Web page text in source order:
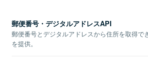
郵便番号・デジタルアドレスAPI
郵便番号とデジタルアドレスから住所を取得で
を提供。